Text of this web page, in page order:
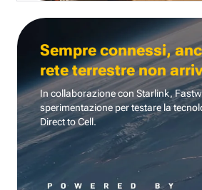
Sempre connessi,
rete terrestre non
In collaborazione con Starlink,
sperimentazione per testare la
Direct to Cell.